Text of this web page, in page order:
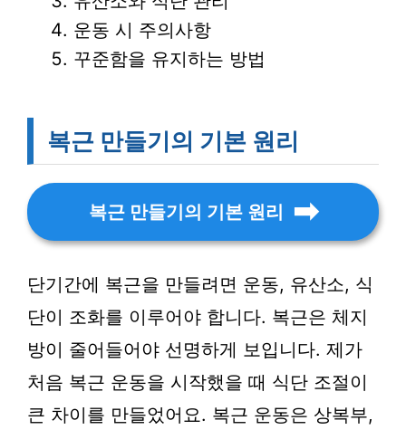
운동 시 주의사항
꾸준함을 유지하는 방법
복근 만들기의 기본 원리
복근 만들기의 기본 원리
단기간에 복근을 만들려면 운동, 유산소, 식
단이 조화를 이루어야 합니다. 복근은 체지
방이 줄어들어야 선명하게 보입니다. 제가
처음 복근 운동을 시작했을 때 식단 조절이
큰 차이를 만들었어요. 복근 운동은 상복부,